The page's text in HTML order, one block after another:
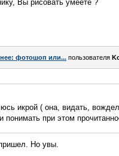
Вы рисовать умеете ?
фотошоп или... пользователя
икрой ( она, видать,
при этом
Но увы.